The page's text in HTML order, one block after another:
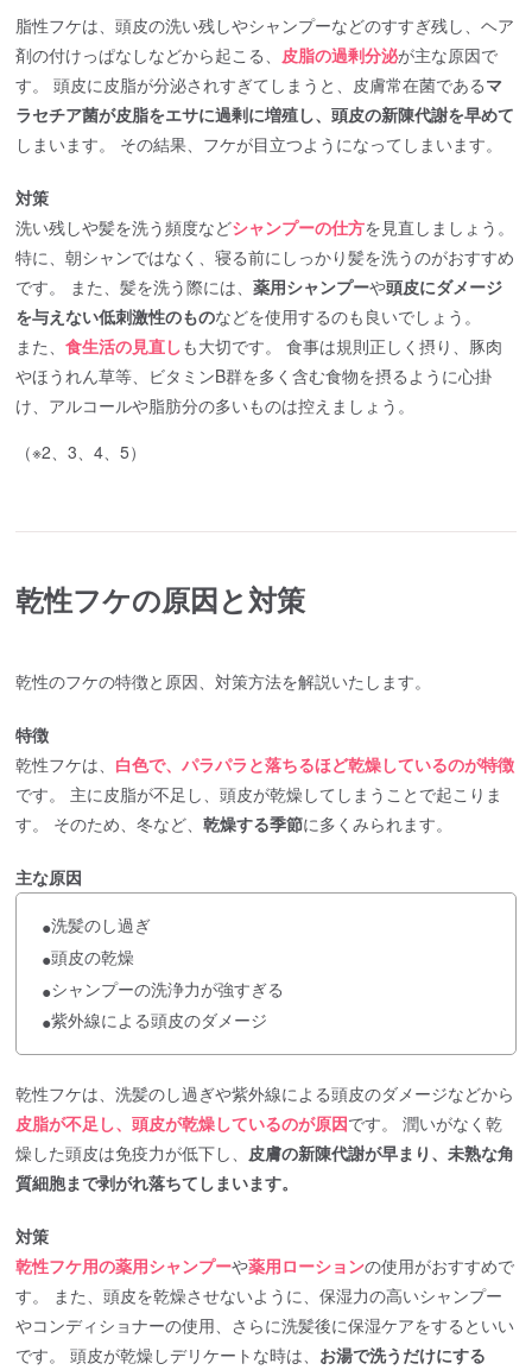
脂性フケは、頭皮の洗い残しやシャンプーなどのすすぎ残し、ヘア
剤の付けっぱなしなどから起こる、 皮脂の過剰分泌が主な原因で
す。 頭皮に皮脂が分泌されすぎてしまうと、皮膚常在菌であるマ
ラセチア菌が皮脂をエサに過剰に増殖し、頭皮の新陳代謝を早めて
しまいます。 その結果、フケが目立つようになってしまいます。
対策
洗い残しや髪を洗う頻度などシャンプーの仕方を見直しましょう。
特に、朝シャンではなく、寝る前にしっかり髪を洗うのがおすすめ
です。 また、髪を洗う際には、薬用シャンプーや頭皮にダメージ
を与えない低刺激性のものなどを使用するのも良いでしょう。
また、食生活の見直しも大切です。 食事は規則正しく摂り、豚肉
やほうれん草等、ビタミンB群を多く含む食物を摂るように心掛
け、アルコールや脂肪分の多いものは控えましょう。
（※2、3、4、5）
乾性フケの原因と対策
乾性のフケの特徴と原因、対策方法を解説いたします。
特徴
乾性フケは、 白色で、パラパラと落ちるほど乾燥しているのが特徴
です。 主に皮脂が不足し、頭皮が乾燥してしまうことで起こりま
す。 そのため、冬など、乾燥する季節に多くみられます。
主な原因
●洗髪のし過ぎ
●頭皮の乾燥
●シャンプーの洗浄力が強すぎる
●紫外線による頭皮のダメージ
乾性フケは、洗髪のし過ぎや紫外線による頭皮のダメージなどから
皮脂が不足し、頭皮が乾燥しているのが原因です。 潤いがなく乾
燥した頭皮は免疫力が低下し、 皮膚の新陳代謝が早まり、未熟な角
質細胞まで剥がれ落ちてしまいます。
対策
乾性フケ用の薬用シャンプーや薬用ローションの使用がおすすめで
す。 また、頭皮を乾燥させないように、保湿力の高いシャンプー
やコンディショナーの使用、さらに洗髪後に保湿ケアをするといい
です。 頭皮が乾燥しデリケートな時は、 お湯で洗うだけにする